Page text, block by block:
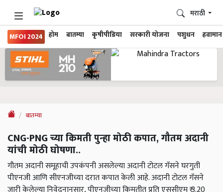
MFOI 2024 होम बातम्या कृषीपीडिया सरकारी योजना पशुधन हवामान
मराठी
बातम्या
CNG-PNG च्या किमती पुन्हा मोठी कपात, गौतम अदानी
यांची मोठी घोषणा..
गौतम अदानी समूहाची उपकंपनी असलेल्या अदानी टोटल गॅसने घरगुती
पीएनजी आणि सीएनजीच्या दरात कपात केली आहे. अदानी टोटल गॅसने